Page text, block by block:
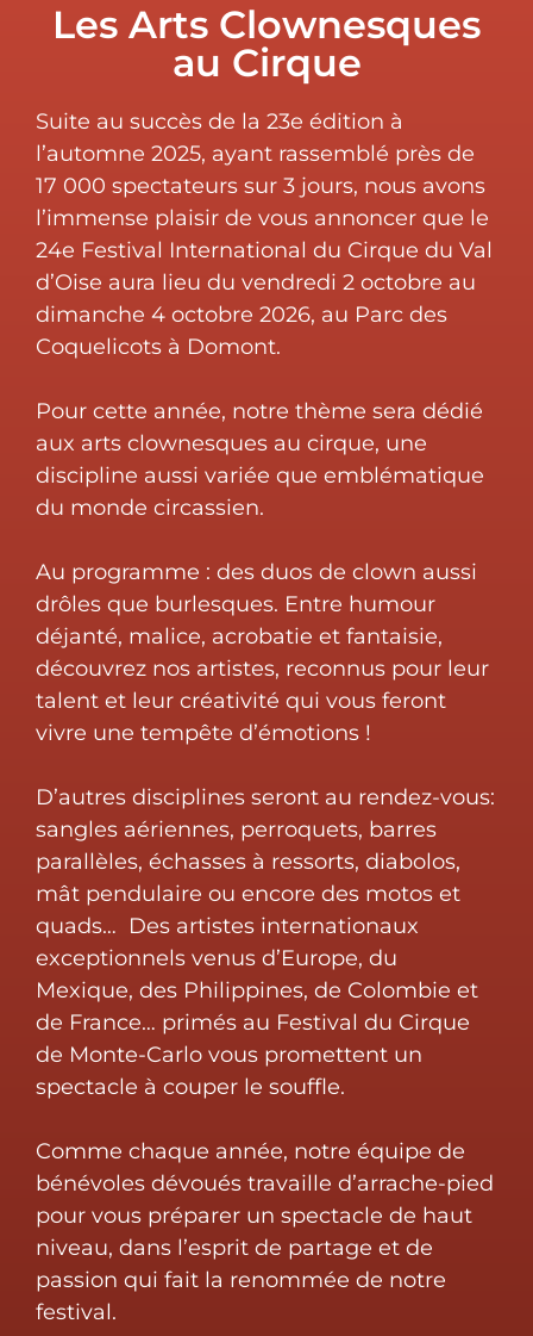
Les Arts Clownesques
au Cirque
Suite au succès de la 23e édition à
l’automne 2025, ayant rassemblé près de
17 000 spectateurs sur 3 jours, nous avons
l’immense plaisir de vous annoncer que le
24e Festival International du Cirque du Val
d’Oise aura lieu du vendredi 2 octobre au
dimanche 4 octobre 2026, au Parc des
Coquelicots à Domont.
Pour cette année, notre thème sera dédié
aux arts clownesques au cirque, une
discipline aussi variée que emblématique
du monde circassien.
Au programme : des duos de clown aussi
drôles que burlesques. Entre humour
déjanté, malice, acrobatie et fantaisie,
découvrez nos artistes, reconnus pour leur
talent et leur créativité qui vous feront
vivre une tempête d’émotions !
D’autres disciplines seront au rendez-vous:
sangles aériennes, perroquets, barres
parallèles, échasses à ressorts, diabolos,
mât pendulaire ou encore des motos et
quads… Des artistes internationaux
exceptionnels venus d’Europe, du
Mexique, des Philippines, de Colombie et
de France… primés au Festival du Cirque
de Monte-Carlo vous promettent un
spectacle à couper le souffle.
Comme chaque année, notre équipe de
bénévoles dévoués travaille d’arrache-pied
pour vous préparer un spectacle de haut
niveau, dans l’esprit de partage et de
passion qui fait la renommée de notre
festival.